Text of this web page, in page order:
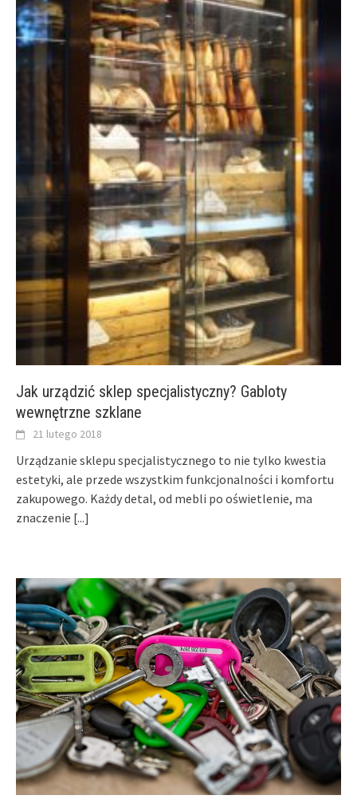
Jak urządzić sklep specjalistyczny? Gabloty
wewnętrzne szklane
21 lutego 2018
Urządzanie sklepu specjalistycznego to nie tylko kwestia
estetyki, ale przede wszystkim funkcjonalności i komfortu
zakupowego. Każdy detal, od mebli po oświetlenie, ma
znaczenie [...]